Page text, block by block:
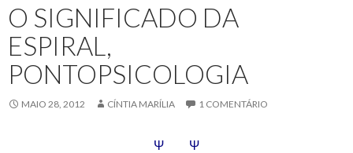
O SIGNIFICADO DA
ESPIRAL,
PONTOPSICOLOGIA
MAIO 28, 2012 CÍNTIA MARÍLIA 1 COMENTÁRIO
Ψ Ψ